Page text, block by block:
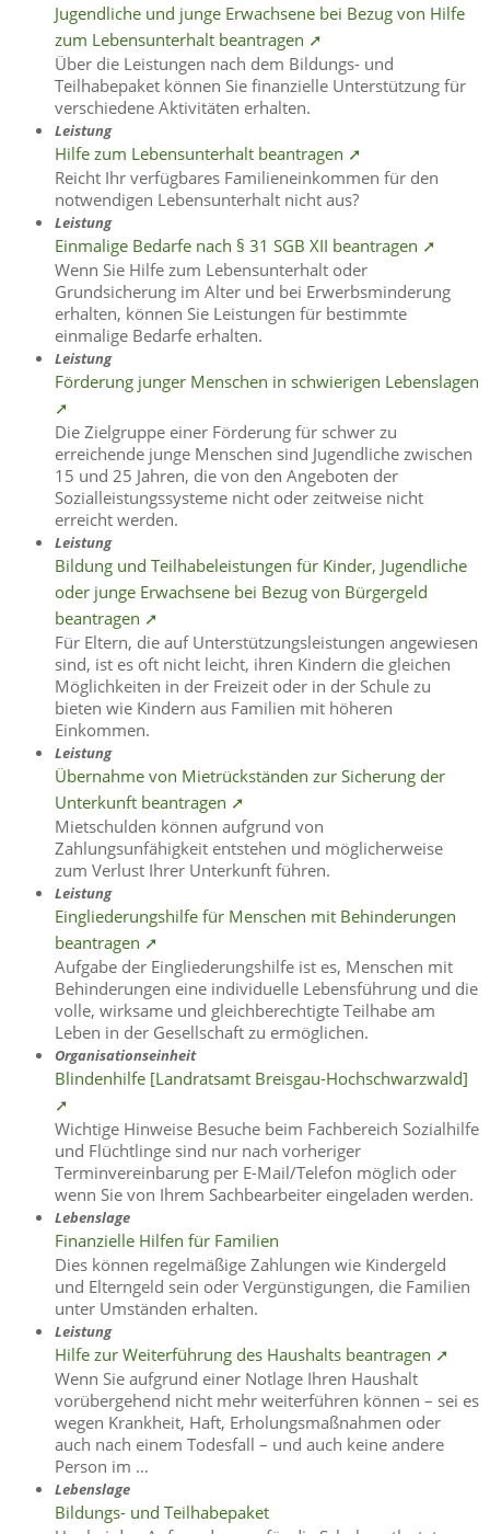
Jugendliche und junge Erwachsene bei Bezug von Hilfe
zum Lebensunterhalt beantragen ➚
Über die Leistungen nach dem Bildungs- und
Teilhabepaket können Sie finanzielle Unterstützung für
verschiedene Aktivitäten erhalten.
Leistung
Hilfe zum Lebensunterhalt beantragen ➚
Reicht Ihr verfügbares Familieneinkommen für den
notwendigen Lebensunterhalt nicht aus?
Leistung
Einmalige Bedarfe nach § 31 SGB XII beantragen ➚
Wenn Sie Hilfe zum Lebensunterhalt oder
Grundsicherung im Alter und bei Erwerbsminderung
erhalten, können Sie Leistungen für bestimmte
einmalige Bedarfe erhalten.
Leistung
Förderung junger Menschen in schwierigen Lebenslagen
➚
Die Zielgruppe einer Förderung für schwer zu
erreichende junge Menschen sind Jugendliche zwischen
15 und 25 Jahren, die von den Angeboten der
Sozialleistungssysteme nicht oder zeitweise nicht
erreicht werden.
Leistung
Bildung und Teilhabeleistungen für Kinder, Jugendliche
oder junge Erwachsene bei Bezug von Bürgergeld
beantragen ➚
Für Eltern, die auf Unterstützungsleistungen angewiesen
sind, ist es oft nicht leicht, ihren Kindern die gleichen
Möglichkeiten in der Freizeit oder in der Schule zu
bieten wie Kindern aus Familien mit höheren
Einkommen.
Leistung
Übernahme von Mietrückständen zur Sicherung der
Unterkunft beantragen ➚
Mietschulden können aufgrund von
Zahlungsunfähigkeit entstehen und möglicherweise
zum Verlust Ihrer Unterkunft führen.
Leistung
Eingliederungshilfe für Menschen mit Behinderungen
beantragen ➚
Aufgabe der Eingliederungshilfe ist es, Menschen mit
Behinderungen eine individuelle Lebensführung und die
volle, wirksame und gleichberechtigte Teilhabe am
Leben in der Gesellschaft zu ermöglichen.
Organisationseinheit
Blindenhilfe [Landratsamt Breisgau-Hochschwarzwald]
➚
Wichtige Hinweise Besuche beim Fachbereich Sozialhilfe
und Flüchtlinge sind nur nach vorheriger
Terminvereinbarung per E-Mail/Telefon möglich oder
wenn Sie von Ihrem Sachbearbeiter eingeladen werden.
Lebenslage
Finanzielle Hilfen für Familien
Dies können regelmäßige Zahlungen wie Kindergeld
und Elterngeld sein oder Vergünstigungen, die Familien
unter Umständen erhalten.
Leistung
Hilfe zur Weiterführung des Haushalts beantragen ➚
Wenn Sie aufgrund einer Notlage Ihren Haushalt
vorübergehend nicht mehr weiterführen können – sei es
wegen Krankheit, Haft, Erholungsmaßnahmen oder
auch nach einem Todesfall – und auch keine andere
Person im …
Lebenslage
Bildungs- und Teilhabepaket